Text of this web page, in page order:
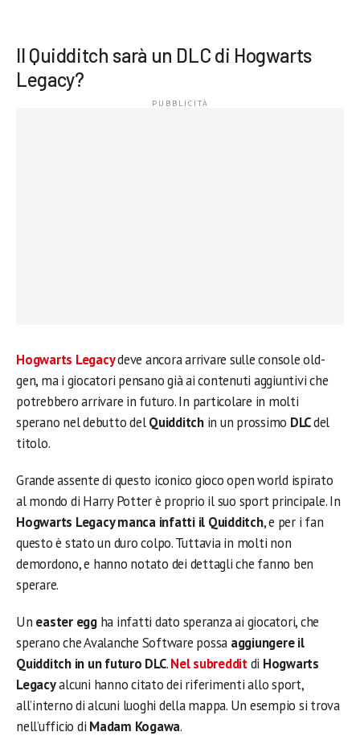
Il Quidditch sarà un DLC di Hogwarts
Legacy?
Hogwarts Legacydeve ancora arrivare sulle console old-
gen, ma i giocatori pensano già ai contenuti aggiuntivi che
potrebbero arrivare in futuro. In particolare in molti
sperano nel debutto delQuidditch in un prossimo DLCdel
titolo.
Grande assente di questo iconico gioco open world ispirato
al mondo di Harry Potter è proprio il suo sport principale. In
Hogwarts Legacy manca infatti il Quidditch, e per i fan
questo è stato un duro colpo. Tuttavia in molti non
demordono, e hanno notato dei dettagli che fanno ben
sperare.
Un easter eggha infatti dato speranza ai giocatori, che
sperano che Avalanche Software possa aggiungere il
Quidditch in un futuro DLC.Nel subredditdi Hogwarts
Legacyalcuni hanno citato dei riferimenti allo sport,
all’interno di alcuni luoghi della mappa. Un esempio si trova
nell’ufficio di Madam Kogawa.